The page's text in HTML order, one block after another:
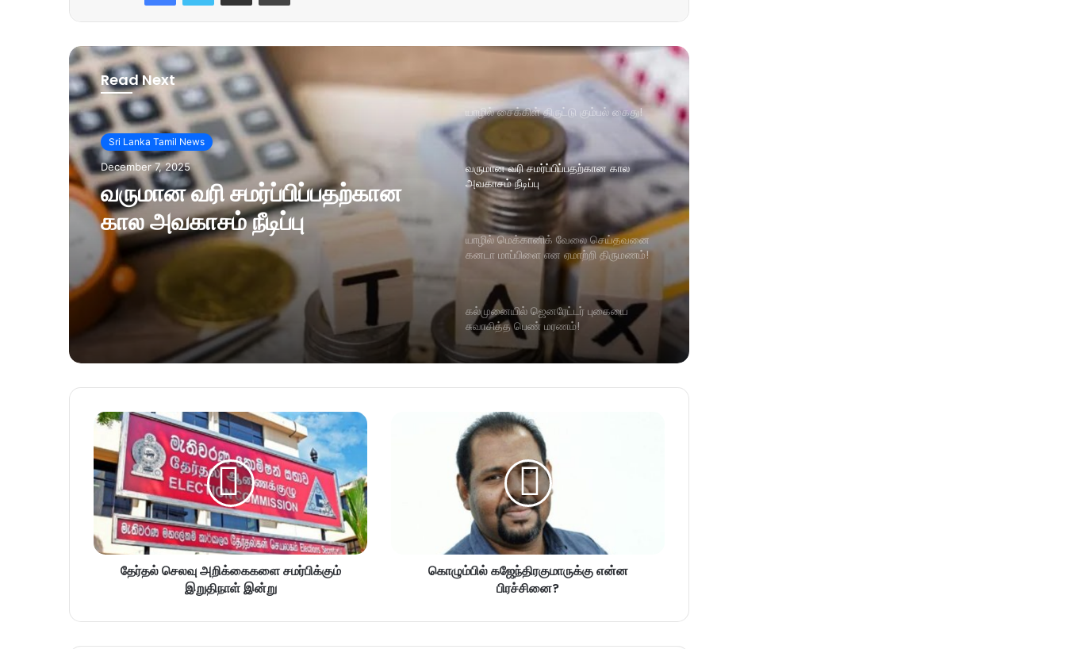
Read Next
Sri Lanka Tamil News
December 7, 2025
வருமான வரி சமர்ப்பிப்பதற்கான
கால அவகாசம் நீடிப்பு
யாழில் சைக்கிள் திருட்டு கும்பல் கைது!
வருமான வரி சமர்ப்பிப்பதற்கான கால
அவகாசம் நீடிப்பு
யாழில் மெக்கானிக் வேலை செய்தவனை
கனடா மாப்பிளை என ஏமாற்றி திருமணம்!
கல்முனையில் ஜெனரேட்டர் புகையை
சுவாசித்த பெண் மரணம்!
தேர்தல் செலவு அறிக்கைகளை சமர்பிக்கும்
இறுதிநாள் இன்று
கொழும்பில் கஜேந்திரகுமாருக்கு என்ன
பிரச்சினை?